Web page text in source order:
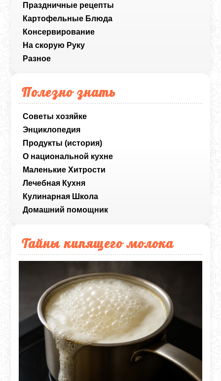
Праздничные рецепты
Картофельные Блюда
Консервирование
На скорую Руку
Разное
Полезно знать
Советы хозяйке
Энциклопедия
Продукты (история)
О национальной кухне
Маленькие Хитрости
Лечебная Кухня
Кулинарная Школа
Домашний помощник
Тайны кипящего молока